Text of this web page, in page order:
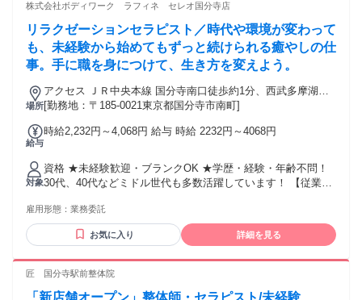
株式会社ボディワーク ラフィネ セレオ国分寺店
リラクゼーションセラピスト／時代や環境が変わって
も、未経験から始めてもずっと続けられる癒やしの仕
事。手に職を身につけて、生き方を変えよう。
場所
アクセス ＪＲ中央本線 国分寺南口徒歩約1分、西武多摩湖線
国分寺南口徒歩約1分、西武国分寺線 国分寺南口徒歩約1分 最
[勤務地：〒185-0021東京都国分寺市南町]
給与
時給2,232円～4,068円 給与 時給 2232円～4068円
対象
資格 ★未経験歓迎・ブランクOK ★学歴・経験・年齢不問！
30代、40代などミドル世代も多数活躍しています！ 【従業員
タッフも多数 ◆男女比 １：９ 女性が多めです 【経験者の方
も大歓迎！優遇します】 リラクゼーションサロン・ストレッ
チ/整体専門店・接骨院・リフレ/アロマ専門店など、当てはま
灸師・あん摩マッサージ指圧師・柔道整復師などの方も活躍
雇用形態： 業務委託
お気に入り 詳細を見る
匠 国分寺駅前整体院
「新店舗オープン」整体師・セラピスト/未経験